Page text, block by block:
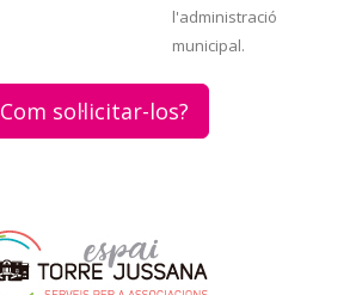
l'administració
municipal.
Com sol·licitar-los?